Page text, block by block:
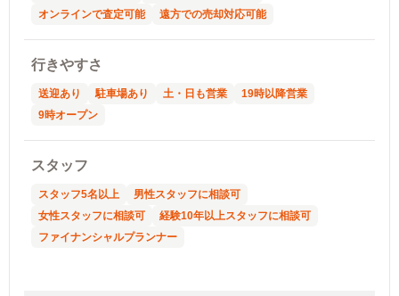
オンラインで査定可能
遠方での売却対応可能
行きやすさ
送迎あり 駐車場あり 土・日も営業
19時以降営業
9時オープン
スタッフ
スタッフ5名以上
男性スタッフに相談可
女性スタッフに相談可
経験10年以上スタッフに相談可
ファイナンシャルプランナー